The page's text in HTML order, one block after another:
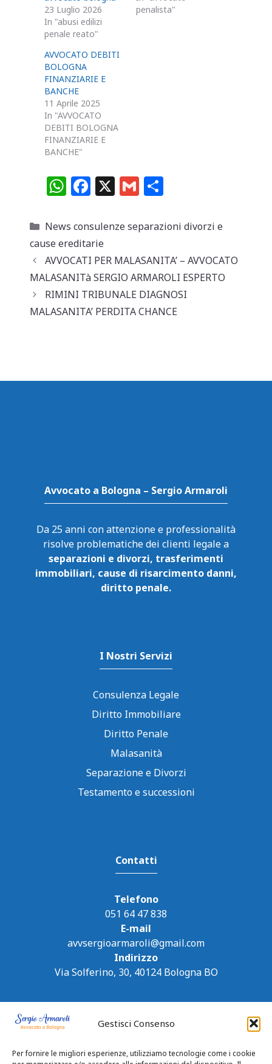
Gestisci Consenso
Per fornire le migliori esperienze, utilizziamo tecnologie come i cookie
23 Luglio 2026
In "abusi edilizi
penale reato"
penalista"
AVVOCATO DEBITI
BOLOGNA
FINANZIARIE E
BANCHE
11 Aprile 2025
In "AVVOCATO
DEBITI BOLOGNA
FINANZIARIE E
BANCHE"
W
at
s
A
p
p
F
c
e
b
o
o
k
X G
ai n
vi
di
Categorie
News consulenze separazioni divorzi e
cause ereditarie
AVVOCATI PER MALASANITA’ – AVVOCATO
MALASANITà SERGIO ARMAROLI ESPERTO
RIMINI TRIBUNALE DIAGNOSI
MALASANITA’ PERDITA CHANCE
Avvocato a Bologna – Sergio Armaroli
Da 25 anni con attenzione e professionalità
separazioni e divorzi, trasferimenti
immobiliari, cause di risarcimento danni,
diritto penale.
I Nostri Servizi
Consulenza Legale
Diritto Immobiliare
Diritto Penale
Malasanità
Separazione e Divorzi
Testamento e successioni
Contatti
Telefono
051 64 47 838
E-mail
avvsergioarmaroli@gmail.com
Indirizzo
Via Solferino, 30, 40124 Bologna BO